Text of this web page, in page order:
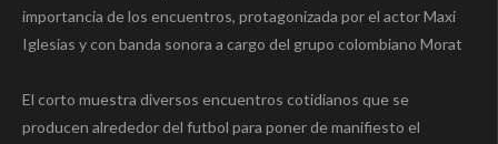
importancia de los encuentros, protagonizada por el actor Maxi
Iglesias y con banda sonora a cargo del grupo colombiano Morat
El corto muestra diversos encuentros cotidianos que se
producen alrededor del futbol para poner de manifiesto el